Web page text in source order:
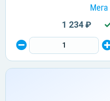
Мега
1 234 ₽